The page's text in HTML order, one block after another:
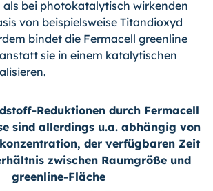
als bei photokatalytisch wirkenden
von beispielsweise Titandioxyd
bindet die Fermacell greenline
sie in einem katalytischen
Reduktionen durch Fermacell
sind allerdings u.a. abhängig von
der verfügbaren Zeit
zwischen Raumgröße und
greenline-Fläche